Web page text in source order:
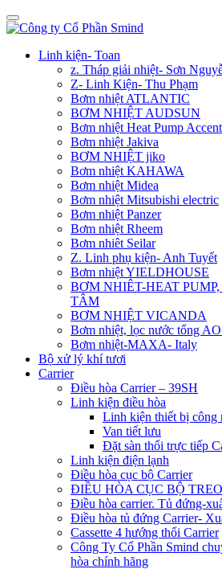
Linh kiện- Toan
z. Tháp giải nhiệt- Sơn
Z- Linh Kiện- Thu Phạm
Bơm nhiệt ATLANTIC
BƠM NHIỆT AUDSUN
Bơm nhiệt Heat Pump Accent
Bơm nhiệt Jakiva
BƠM NHIỆT jiko
Bơm nhiệt KAHAWA
Bơm nhiệt Midea
Bơm nhiệt Mitsubishi electric
Bơm nhiệt Panzer
Bơm nhiệt Rheem
Bơm nhiêt Seilar
Z. Linh phụ kiện- Anh Tuyết
Bơm nhiệt YIELDHOUSE
BƠM NHIÊT-HEAT
TÂM
BƠM NHIỆT VICANDA
Bơm nhiệt, lọc nước tổng
Bơm nhiệt-MAXA- Italy
Bộ xử lý khí tươi
Carrier
Điều hòa Carrier – 39SH
Linh kiện điều hòa
Linh kiện thiết bị công
Van tiết lưu
Đặt sàn thổi trực tiếp
Linh kiện điện lạnh
Điều hòa cục bộ Carrier
ĐIỀU HÒA CỤC BỘ
Điều hòa carrier. Tủ đứng-
Điều hòa tủ đứng Carrier-
Cassette 4 hướng thổi Carrier
Công Ty Cổ Phần Smind
hòa chính hãng